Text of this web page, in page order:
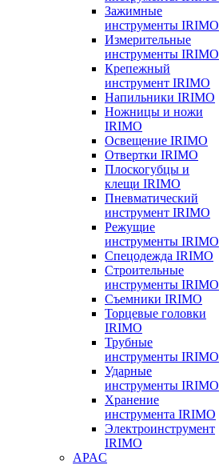
Зажимные
инструменты IRIMO
Измерительные
инструменты IRIMO
Крепежный
инструмент IRIMO
Напильники IRIMO
Ножницы и ножи
IRIMO
Освещение IRIMO
Отвертки IRIMO
Плоскогубцы и
клещи IRIMO
Пневматический
инструмент IRIMO
Режущие
инструменты IRIMO
Спецодежда IRIMO
Строительные
инструменты IRIMO
Съемники IRIMO
Торцевые головки
IRIMO
Трубные
инструменты IRIMO
Ударные
инструменты IRIMO
Хранение
инструмента IRIMO
Электроинструмент
IRIMO
APAC